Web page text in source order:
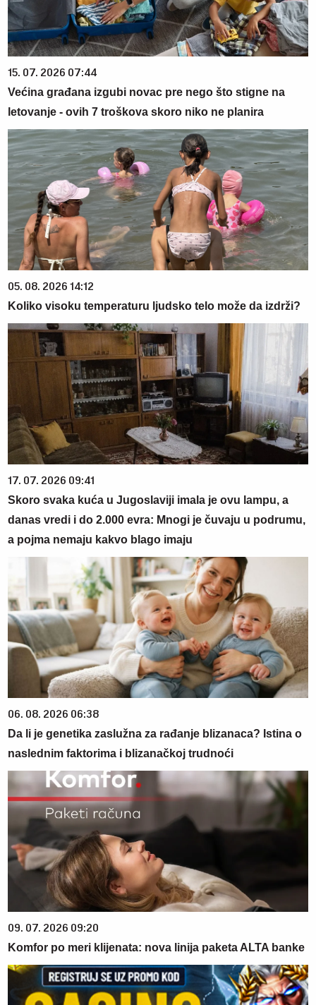
15. 07. 2026 07:44
Većina građana izgubi novac pre nego što stigne na
letovanje - ovih 7 troškova skoro niko ne planira
05. 08. 2026 14:12
Koliko visoku temperaturu ljudsko telo može da izdrži?
17. 07. 2026 09:41
Skoro svaka kuća u Jugoslaviji imala je ovu lampu, a
danas vredi i do 2.000 evra: Mnogi je čuvaju u podrumu,
a pojma nemaju kakvo blago imaju
06. 08. 2026 06:38
Da li je genetika zaslužna za rađanje blizanaca? Istina o
naslednim faktorima i blizanačkoj trudnoći
09. 07. 2026 09:20
Komfor po meri klijenata: nova linija paketa ALTA banke